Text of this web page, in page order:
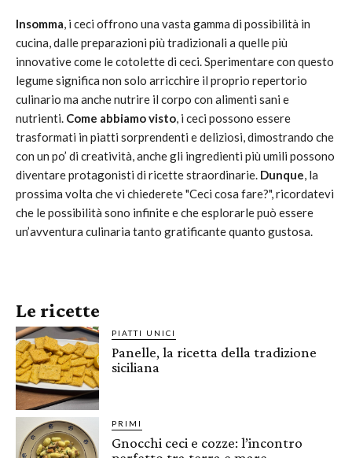
Insomma, i ceci offrono una vasta gamma di possibilità in
cucina, dalle preparazioni più tradizionali a quelle più
innovative come le cotolette di ceci. Sperimentare con questo
legume significa non solo arricchire il proprio repertorio
culinario ma anche nutrire il corpo con alimenti sani e
nutrienti. Come abbiamo visto, i ceci possono essere
trasformati in piatti sorprendenti e deliziosi, dimostrando che
con un po’ di creatività, anche gli ingredienti più umili possono
diventare protagonisti di ricette straordinarie. Dunque, la
prossima volta che vi chiederete "Ceci cosa fare?", ricordatevi
che le possibilità sono infinite e che esplorarle può essere
un’avventura culinaria tanto gratificante quanto gustosa.
Le ricette
PIATTI UNICI
Panelle, la ricetta della tradizione
siciliana
PRIMI
Gnocchi ceci e cozze: l’incontro